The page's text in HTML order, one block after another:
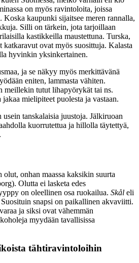
on myös ravintoloita, joissa
kaupunki sijaitsee meren rannalla,
Silli on tärkein, jota tarjoillaan
kastikkeilla maustettuna. Turska,
katkaravut ovat myös suosittuja. Kalasta
hyvinkin yksinkertainen.
ja se näkyy myös merkittävänä
eniten, lammasta vähiten.
meillekin tutut lihapyörykät tai ns.
mielipiteet puolesta ja vastaan.
usein tanskalaisia juustoja. Jälkiruoan
kuorrutettua ja hillolla täytettyä,
olut, onhan maassa kaksikin suurta
Olutta ei lasketa edes
on oleellinen osa ruokailua. Skål eli
snapsi on paikallinen akvaviitti.
ja siksi ovat vähemmän
myydään tavallisissa
tähtiravintoloihin